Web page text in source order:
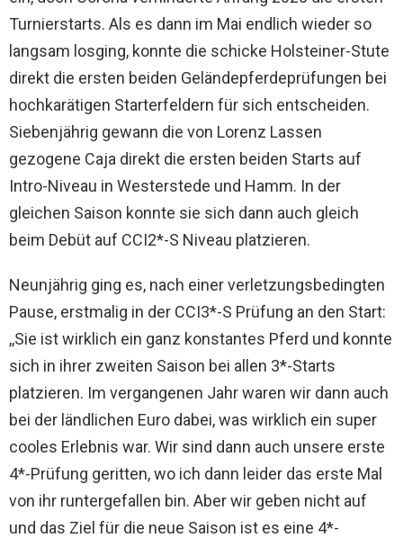
Turnierstarts. Als es dann im Mai endlich wieder so
langsam losging, konnte die schicke Holsteiner-Stute
direkt die ersten beiden Geländepferdeprüfungen bei
hochkarätigen Starterfeldern für sich entscheiden.
Siebenjährig gewann die von Lorenz Lassen
gezogene Caja direkt die ersten beiden Starts auf
Intro-Niveau in Westerstede und Hamm. In der
gleichen Saison konnte sie sich dann auch gleich
beim Debüt auf CCI2*-S Niveau platzieren.
Neunjährig ging es, nach einer verletzungsbedingten
Pause, erstmalig in der CCI3*-S Prüfung an den Start:
,,Sie ist wirklich ein ganz konstantes Pferd und konnte
sich in ihrer zweiten Saison bei allen 3*-Starts
platzieren. Im vergangenen Jahr waren wir dann auch
bei der ländlichen Euro dabei, was wirklich ein super
cooles Erlebnis war. Wir sind dann auch unsere erste
4*-Prüfung geritten, wo ich dann leider das erste Mal
von ihr runtergefallen bin. Aber wir geben nicht auf
und das Ziel für die neue Saison ist es eine 4*-